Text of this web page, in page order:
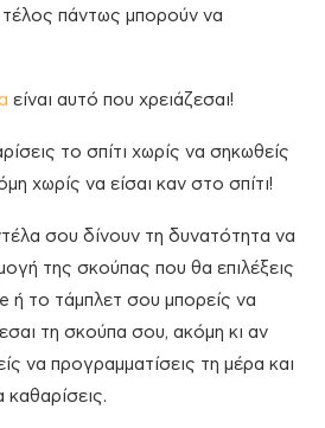
πάντως μπορούν να
είναι αυτό που χρειάζεσαι!
το σπίτι χωρίς να σηκωθείς
χωρίς να είσαι καν στο σπίτι!
σου δίνουν τη δυνατότητα να
της σκούπας που θα επιλέξεις
ή το τάμπλετ σου μπορείς να
τη σκούπα σου, ακόμη κι αν
να προγραμματίσεις τη μέρα και
καθαρίσεις.